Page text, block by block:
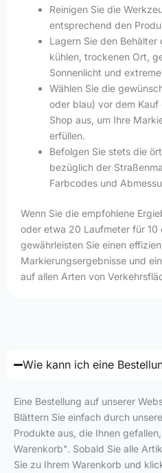
Reinigen Sie die
entsprechend den
Lagern Sie den
kühlen, trockenen Ort,
Sonnenlicht und
Wählen Sie die
oder blau) vor dem
Shop aus, um Ihre
erfüllen.
Befolgen Sie stets die
bezüglich der
Farbcodes und
Wenn Sie die empfohlene
oder etwa 20 Laufmeter für 10
gewährleisten Sie einen
Markierungsergebnisse und
auf allen Arten von
Wie kann ich eine
Eine Bestellung auf unserer
Blättern Sie einfach durch
Produkte aus, die Ihnen
Warenkorb". Sobald Sie alle
Sie zu Ihrem Warenkorb und